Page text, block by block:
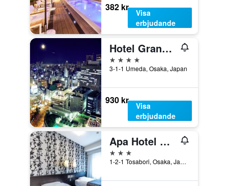
382 kr
Visa
erbjudande
Hotel Granvia Osaka
4 stjärnor
3-1-1 Umeda, Osaka, Japan
930 kr
Visa
erbjudande
Apa Hotel Osaka-Higobashi-Ekimae
3 stjärnor
1-2-1 Tosabori, Osaka, Japan